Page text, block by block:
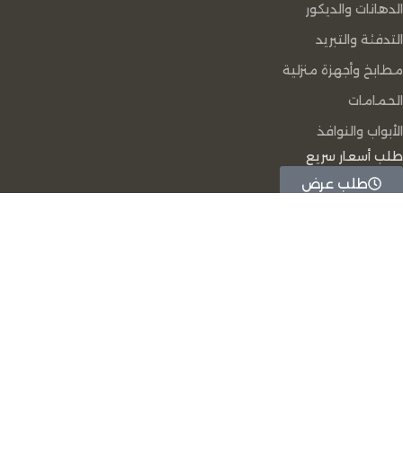
الدهانات والديكور
التدفئة والتبريد
مطابخ وأجهزة منزلية
الحمامات
الأبواب والنوافذ
طلب أسعار سريع
طلب عرض
سعر سريع